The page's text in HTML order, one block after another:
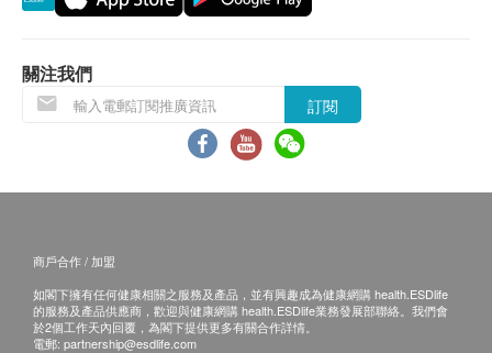
客再作安排。
退換條款：
當顧客收取已訂購之貨品時，有責任檢查貨品是否
有損毀情況，一經確認簽收，恕不接受退換。
退換產品必須包裝完整，如退換之產品有任何殘缺
森健康醫療中心 客戶服務部跟進。
關注我們
訂閱
商戶合作 / 加盟
如閣下擁有任何健康相關之服務及產品，並有興趣成為健康網購 health.ESDlife
的服務及產品供應商，歡迎與健康網購 health.ESDlife業務發展部聯絡。我們會
於2個工作天內回覆，為閣下提供更多有關合作詳情。
電郵: partnership@esdlife.com